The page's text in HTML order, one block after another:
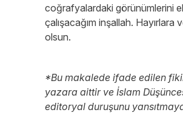
coğrafyalardaki görünümlerini
çalışacağım inşallah. Hayırlara
olsun.
*Bu makalede ifade edilen
yazara aittir ve İslam
editoryal duruşunu